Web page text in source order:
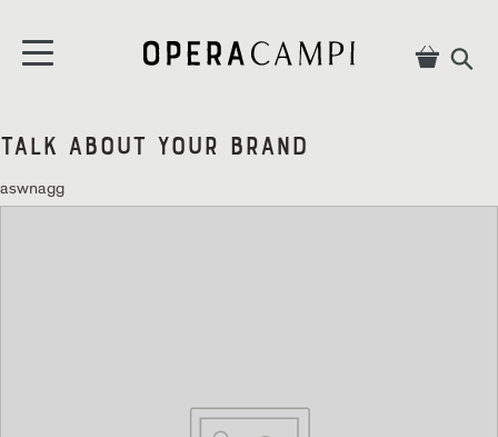

Talk About Your Brand
aswnagg